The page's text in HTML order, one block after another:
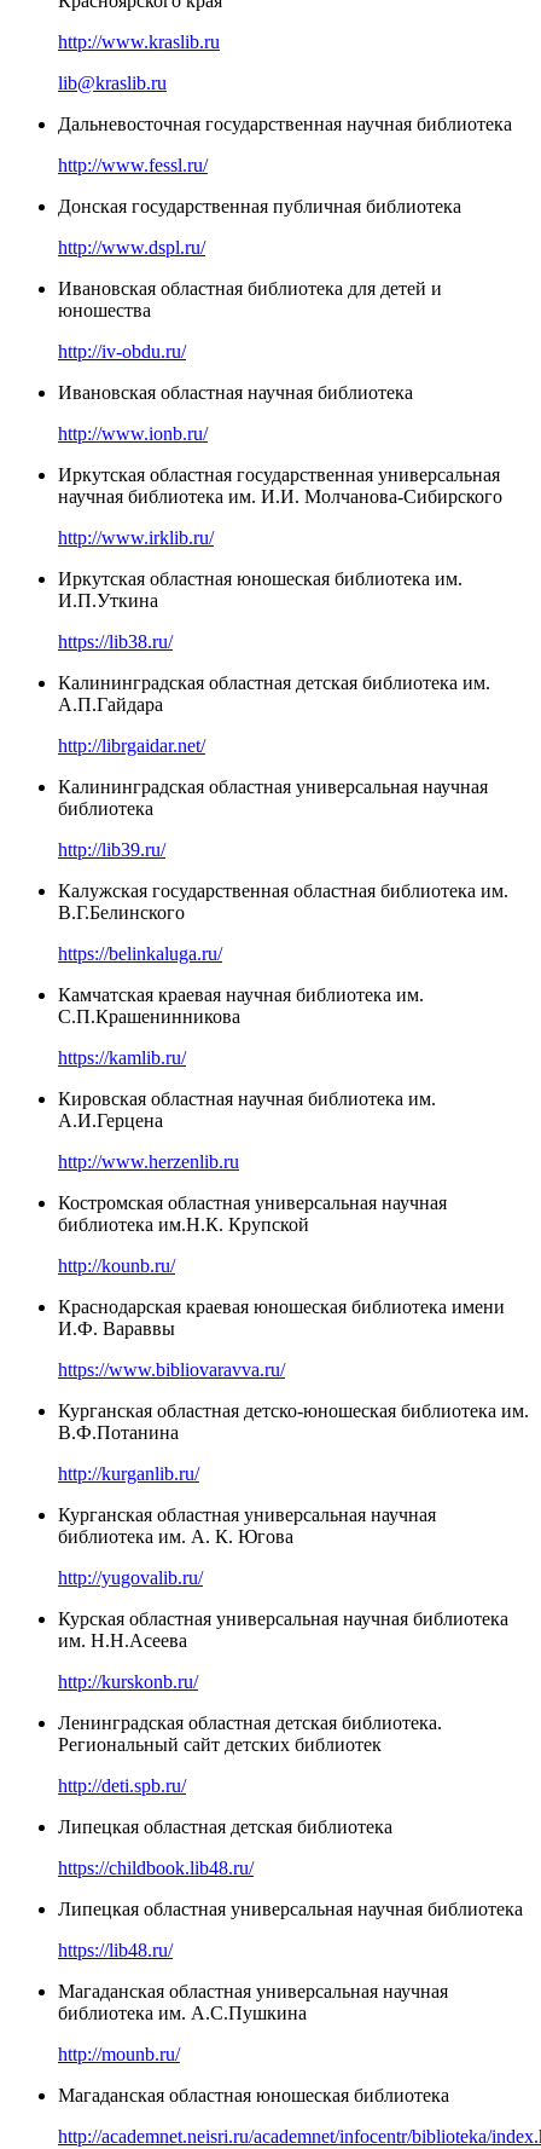
http://www.kraslib.ru
lib@kraslib.ru
Дальневосточная государственная научная библиотека
http://www.fessl.ru/
Донская государственная публичная библиотека
http://www.dspl.ru/
Ивановская областная библиотека для детей и
юношества
http://iv-obdu.ru/
Ивановская областная научная библиотека
http://www.ionb.ru/
Иркутская областная государственная универсальная
научная библиотека им. И.И. Молчанова-Сибирского
http://www.irklib.ru/
Иркутская областная юношеская библиотека им.
И.П.Уткина
https://lib38.ru/
Калининградская областная детская библиотека им.
А.П.Гайдара
http://librgaidar.net/
Калининградская областная универсальная научная
библиотека
http://lib39.ru/
Калужская государственная областная библиотека им.
В.Г.Белинского
https://belinkaluga.ru/
Камчатская краевая научная библиотека им.
С.П.Крашенинникова
https://kamlib.ru/
Кировская областная научная библиотека им.
А.И.Герцена
http://www.herzenlib.ru
Костромская областная универсальная научная
библиотека им.Н.К. Крупской
http://kounb.ru/
Краснодарская краевая юношеская библиотека имени
И.Ф. Вараввы
https://www.bibliovaravva.ru/
Курганская областная детско-юношеская библиотека им.
В.Ф.Потанина
http://kurganlib.ru/
Курганская областная универсальная научная
библиотека им. А. К. Югова
http://yugovalib.ru/
Курская областная универсальная научная библиотека
им. Н.Н.Асеева
http://kurskonb.ru/
Ленинградская областная детская библиотека.
Региональный сайт детских библиотек
http://deti.spb.ru/
Липецкая областная детская библиотека
https://childbook.lib48.ru/
Липецкая областная универсальная научная библиотека
https://lib48.ru/
Магаданская областная универсальная научная
библиотека им. А.С.Пушкина
http://mounb.ru/
Магаданская областная юношеская библиотека
http://academnet.neisri.ru/academnet/infocentr/biblioteka/